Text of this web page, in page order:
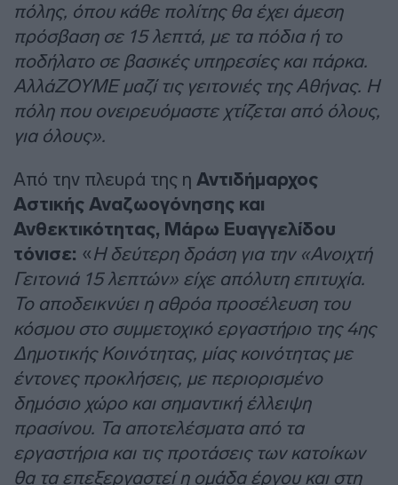
πόλης, όπου κάθε πολίτης θα έχει άμεση
πρόσβαση σε 15 λεπτά, με τα πόδια ή το
ποδήλατο σε βασικές υπηρεσίες και πάρκα.
ΑλλάΖΟΥΜΕ μαζί τις γειτονιές της Αθήνας. Η
πόλη που ονειρευόμαστε χτίζεται από όλους,
για όλους».
Από την πλευρά της η Αντιδήμαρχος
Αστικής Αναζωογόνησης και
Ανθεκτικότητας, Μάρω Ευαγγελίδου
τόνισε: «Η δεύτερη δράση για την «Ανοιχτή
Γειτονιά 15 λεπτών» είχε απόλυτη επιτυχία.
Το αποδεικνύει η αθρόα προσέλευση του
κόσμου στο συμμετοχικό εργαστήριο της 4ης
Δημοτικής Κοινότητας, μίας κοινότητας με
έντονες προκλήσεις, με περιορισμένο
δημόσιο χώρο και σημαντική έλλειψη
πρασίνου. Τα αποτελέσματα από τα
εργαστήρια και τις προτάσεις των κατοίκων
θα τα επεξεργαστεί η ομάδα έργου και στη